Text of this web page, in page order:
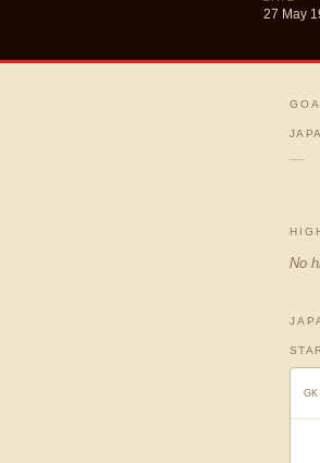
27 May
—
No
GK